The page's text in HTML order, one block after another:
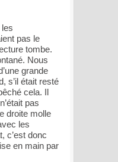
les
pas le
tombe.
Nous
grande
s’il était resté
cela. Il
pas
droite molle
les
c’est donc
en main par